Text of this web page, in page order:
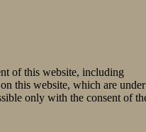
of this website, including
this website, which are under
only with the consent of